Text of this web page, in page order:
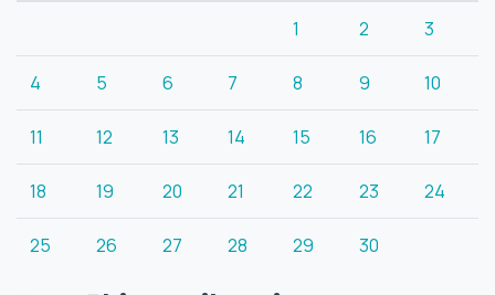
1 2 3
4 5 6 7 8 9 10
11 12 13 14 15 16 17
18 19 20 21 22 23 24
25 26 27 28 29 30